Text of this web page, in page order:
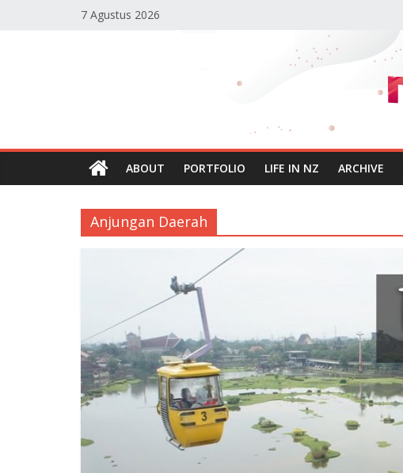
7 Agustus 2026
Personal
Reisha
ABOUT PORTFOLIO LIFE IN NZ ARCHIVE
Anjungan Daerah